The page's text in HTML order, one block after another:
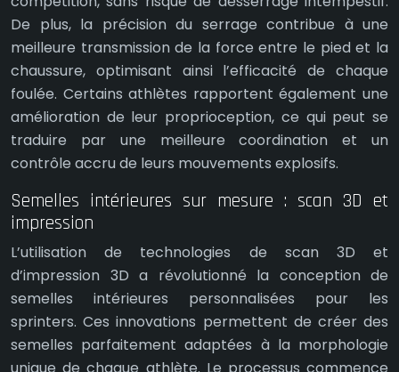
De plus, la précision du serrage contribue à une
meilleure transmission de la force entre le pied et la
chaussure, optimisant ainsi l’efficacité de chaque
foulée. Certains athlètes rapportent également une
amélioration de leur proprioception, ce qui peut se
traduire par une meilleure coordination et un
contrôle accru de leurs mouvements explosifs.
Semelles intérieures sur mesure : scan 3D et
impression
L’utilisation de technologies de scan 3D et
d’impression 3D a révolutionné la conception de
semelles intérieures personnalisées pour les
sprinters. Ces innovations permettent de créer des
semelles parfaitement adaptées à la morphologie
unique de chaque athlète. Le processus commence